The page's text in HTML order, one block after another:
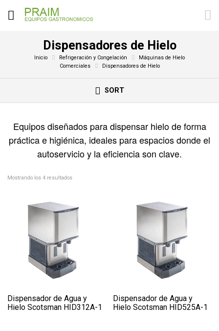
Dispensadores de Hielo
Inicio Refrigeración y Congelación
Máquinas de Hielo
Comerciales
Dispensadores de Hielo
SORT
Equipos diseñados para dispensar hielo de forma
práctica e higiénica, ideales para espacios donde el
autoservicio y la eficiencia son clave.
Mostrando los 4 resultados
Dispensador de Agua y
Hielo Scotsman HID312A-1
Dispensador de Agua y
Hielo Scotsman HID525A-1